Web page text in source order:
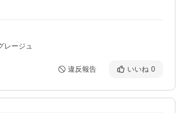
レージュ
違反報告 いいね 0